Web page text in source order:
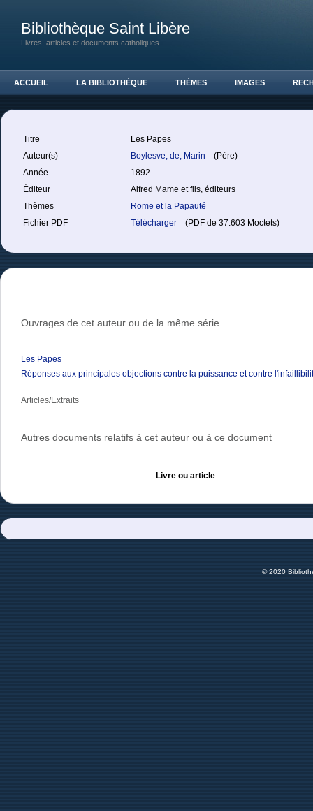
Bibliothèque Saint Libère
Livres, articles et documents catholiques
ACCUEIL LA BIBLIOTHÈQUE THÈMES IMAGES
Titre
Les Papes
Auteur(s)
Boylesve, de, Marin
(Père)
Année
1892
Éditeur
Alfred Mame et fils, éditeurs
Thèmes
Rome et la Papauté
Fichier PDF
Télécharger (PDF de 37.603 Moctets)
Ouvrages de cet auteur ou de la même série
Les Papes
Réponses aux principales objections contre la puissance et contre
Articles/Extraits
Autres documents relatifs à cet auteur ou à ce document
Livre ou article
© 2020